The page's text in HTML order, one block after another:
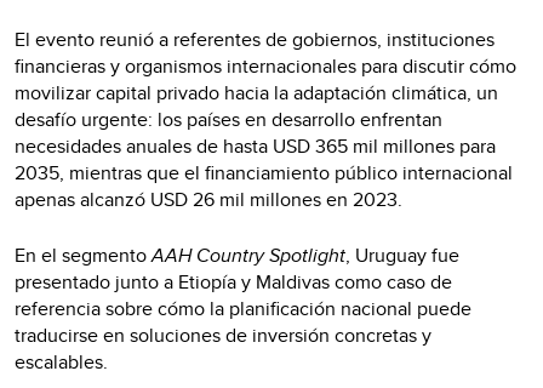
El evento reunió a referentes de gobiernos, instituciones
financieras y organismos internacionales para discutir cómo
movilizar capital privado hacia la adaptación climática, un
desafío urgente: los países en desarrollo enfrentan
necesidades anuales de hasta USD 365 mil millones para
2035, mientras que el financiamiento público internacional
apenas alcanzó USD 26 mil millones en 2023.
En el segmentoAAH Country Spotlight, Uruguay fue
presentado junto a Etiopía y Maldivas como caso de
referencia sobre cómo la planificación nacional puede
traducirse en soluciones de inversión concretas y
escalables.